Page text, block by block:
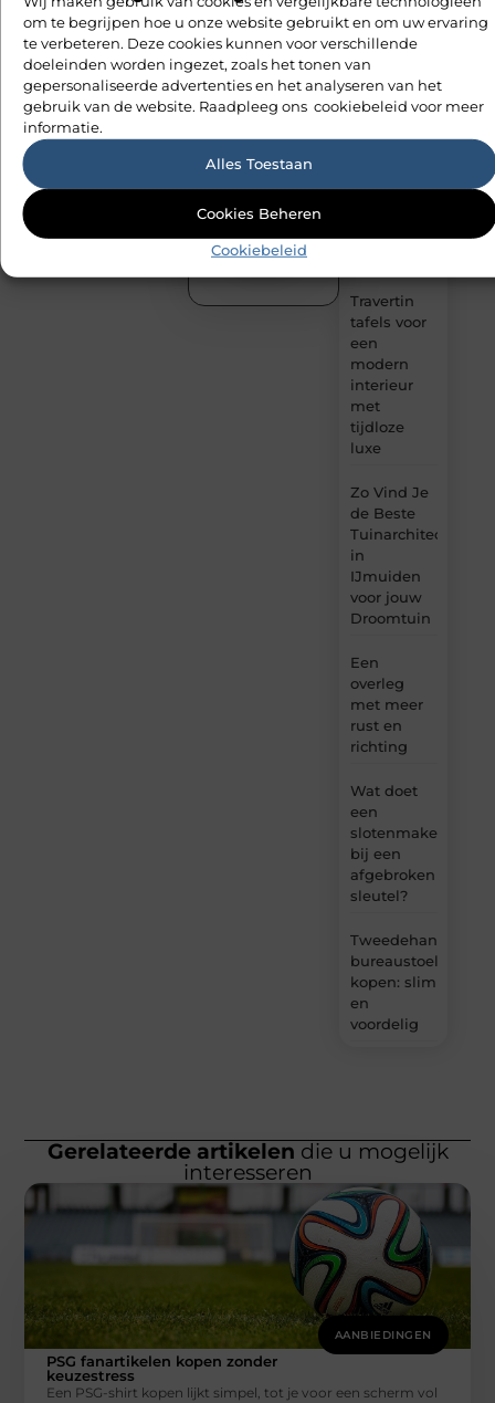
om te begrijpen hoe u onze website gebruikt en om uw ervaring
te verbeteren. Deze cookies kunnen voor verschillende
doeleinden worden ingezet, zoals het tonen van
gepersonaliseerde advertenties en het analyseren van het
gebruik van de website. Raadpleeg ons cookiebeleid voor meer
informatie.
Alles Toestaan
Cookies Beheren
Cookiebeleid
geplaatste
autolift de
efficiëntie
van een
goederenlift
Hoe trek je
aan met
Travertin
tafels voor
een
modern
interieur
met
tijdloze
luxe
Zo Vind Je
de Beste
Tuinarchitect
in
IJmuiden
voor jouw
Droomtuin
Een
overleg
met meer
rust en
richting
Wat doet
een
slotenmaker
bij een
afgebroken
sleutel?
Tweedehands
bureaustoel
kopen: slim
en
voordelig
waardevolle
inzichten?
Deel ze op
ons platform
en bereik
jouw content
waarderen.
je
blog
Gerelateerde artikelen die u mogelijk
interesseren
AANBIEDINGEN
PSG fanartikelen kopen zonder
keuzestress
Een PSG-shirt kopen lijkt simpel, tot je voor een scherm vol